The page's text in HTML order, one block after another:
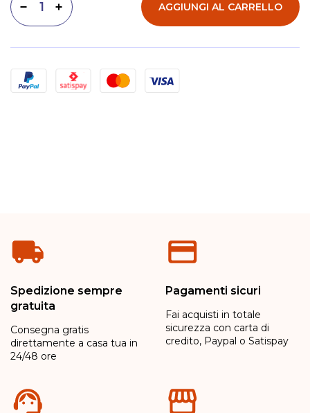
Aumenta quantità
Diminuisci quantità AGGIUNGI AL CARRELLO
Metodi di pagamento
Spedizione sempre
gratuita
Consegna gratis
direttamente a casa tua in
24/48 ore
Pagamenti sicuri
Fai acquisti in totale
sicurezza con carta di
credito, Paypal o Satispay